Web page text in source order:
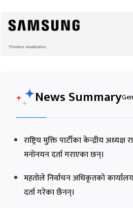
News Summary
राष्ट्रिय मुक्ति पार्टीका केन्द्रीय
मनोनयन दर्ता गराएका छन्।
महतोले निर्वाचन अधिकृतको
दर्ता गरेका छैनन्।